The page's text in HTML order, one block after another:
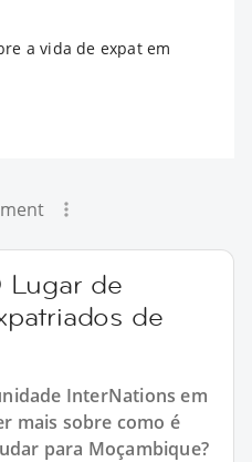
a vida de expat em
Lugar de
de
InterNations em
mais sobre como é
para Moçambique?